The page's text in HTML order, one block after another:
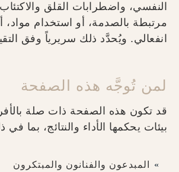
النفسي، واضطرابات القلق
مرتبطة بالصدمة، أو استخدام مواد،
انفعالي. ويُحدَّد ذلك سريرياً وفق
لمن تُوجَّه هذه الصفحة
قد تكون هذه الصفحة ذات صلة
بيئات يحكمها الأداء والنتائج، بما في
المبدعون والفنانون والمبتكرون